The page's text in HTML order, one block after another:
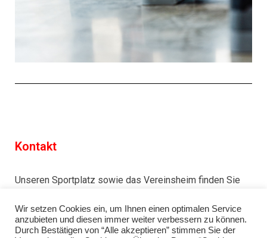
Kontakt
Unseren Sportplatz sowie das Vereinsheim finden Sie
VORSTAND@SV-NIEDER-WAROLDERN.DE
Wir setzen Cookies ein, um Ihnen einen optimalen Service
anzubieten und diesen immer weiter verbessern zu können.
Durch Bestätigen von “Alle akzeptieren” stimmen Sie der